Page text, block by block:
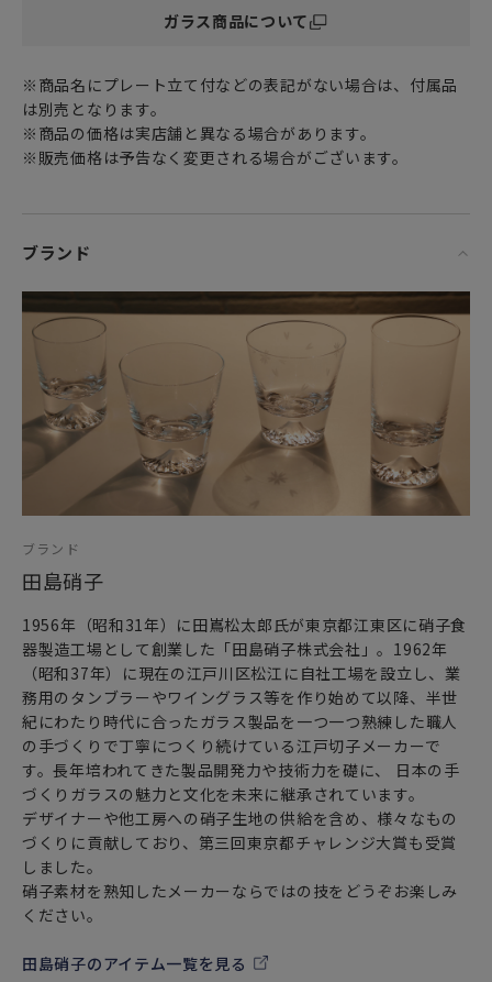
カット模様のことです。この技法は、江戸時代の後期より現
代に伝えられてきた伝統工芸のひとつで、平成14年に国指定
伝統工芸品に認定されました。江戸切子師の技法と繊細なデ
ザインを加えた、手作りならではの輝きある工芸品です。
「ご購入に関するお願い」
す。色調、図柄、サイズには多少の違いがございます。
・注文からお届けまでに3ヶ月間ほど頂く場合がございます。
ガラス商品について
※商品名にプレート立て付などの表記がない場合は、付属品
は別売となります。
※商品の価格は実店舗と異なる場合があります。
※販売価格は予告なく変更される場合がございます。
ブランド
ブランド
田島硝子
1956年（昭和31年）に田嶌松太郎氏が東京都江東区に硝子食
器製造工場として創業した「田島硝子株式会社」。1962年
（昭和37年）に現在の江戸川区松江に自社工場を設立し、業
務用のタンブラーやワイングラス等を作り始めて以降、半世
紀にわたり時代に合ったガラス製品を一つ一つ熟練した職人
の手づくりで丁寧につくり続けている江戸切子メーカーで
す。長年培われてきた製品開発力や技術力を礎に、 日本の手
づくりガラスの魅力と文化を未来に継承されています。
デザイナーや他工房への硝子生地の供給を含め、様々なもの
づくりに貢献しており、第三回東京都チャレンジ大賞も受賞
しました。
硝子素材を熟知したメーカーならではの技をどうぞお楽しみ
ください。
田島硝子のアイテム一覧を見る